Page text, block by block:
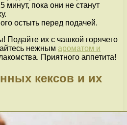
минут, пока они не станут
остыть перед подачей.
Подайте их с чашкой горячего
нежным ароматом и
Приятного аппетита!
кексов и их